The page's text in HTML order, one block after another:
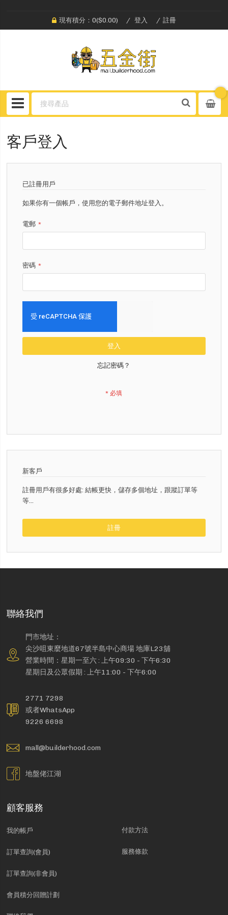
現有積分：0($0.00) 登入 註冊
客戶登入
已註冊用戶
如果你有一個帳戶，使用您的電子郵件地址登入。
電郵
密碼
登入
忘記密碼？
新客戶
註冊用戶有很多好處: 結帳更快，儲存多個地址，跟蹤訂單等
等...
註冊
聯絡我們
門市地址：
尖沙咀東麼地道67號半島中心商場 地庫L23舖
營業時間：星期一至六 : 上午09:30 - 下午6:30
星期日及公眾假期 : 上午11:00 - 下午6:00
2771 7298
或者WhatsApp
9226 6698
mall@builderhood.com
地盤佬江湖
顧客服務
我的帳戶
訂單查詢(會員)
訂單查詢(非會員)
會員積分回贈計劃
付款方法
服務條款